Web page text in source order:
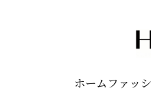
ホーム ファッ